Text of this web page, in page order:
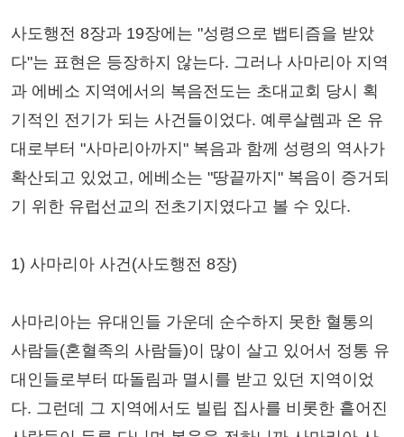
사도행전 8장과 19장에는 "성령으로 뱁티즘을 받았
다"는 표현은 등장하지 않는다. 그러나 사마리아 지역
과 에베소 지역에서의 복음전도는 초대교회 당시 획
기적인 전기가 되는 사건들이었다. 예루살렘과 온 유
대로부터 "사마리아까지" 복음과 함께 성령의 역사가
확산되고 있었고, 에베소는 "땅끝까지" 복음이 증거되
기 위한 유럽선교의 전초기지였다고 볼 수 있다.
1) 사마리아 사건(사도행전 8장)
사마리아는 유대인들 가운데 순수하지 못한 혈통의
사람들(혼혈족의 사람들)이 많이 살고 있어서 정통 유
대인들로부터 따돌림과 멸시를 받고 있던 지역이었
다. 그런데 그 지역에서도 빌립 집사를 비롯한 흩어진